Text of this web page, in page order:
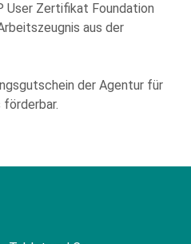
User Zertifikat Foundation
aus der
der Agentur für